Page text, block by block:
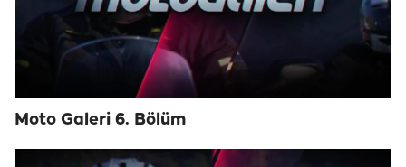
Moto Galeri 6. Bölüm